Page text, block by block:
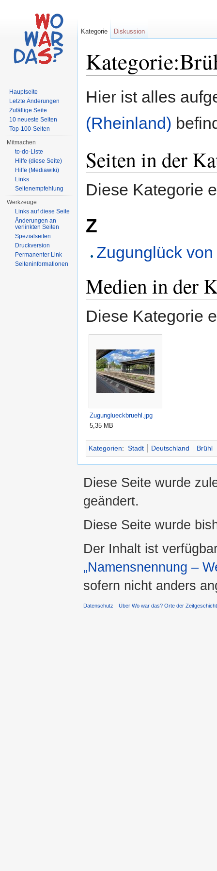
Hier ist alles
(Rheinland)
Seiten in der
Diese Kategorie
Z
Zugunglück
Medien in der
Diese Kategorie
Zugunglueckbruehl.jpg
5,35 MB
Kategorien: Stadt Deutschland Brühl
Kategorie Diskussion
Hauptseite
Letzte Änderungen
Zufällige Seite
10 neueste Seiten
Top-100-Seiten
Mitmachen
to-do-Liste
Hilfe (diese Seite)
Hilfe (Mediawiki)
Links
Seitenempfehlung
Werkzeuge
Links auf diese Seite
Änderungen an
verlinkten Seiten
Spezialseiten
Druckversion
Permanenter Link
Seiteninformationen
Diese Seite wurde
geändert.
Diese Seite wurde
Der Inhalt ist
„Namensnennung –
sofern nicht anders
Datenschutz Über Wo war das? Orte der